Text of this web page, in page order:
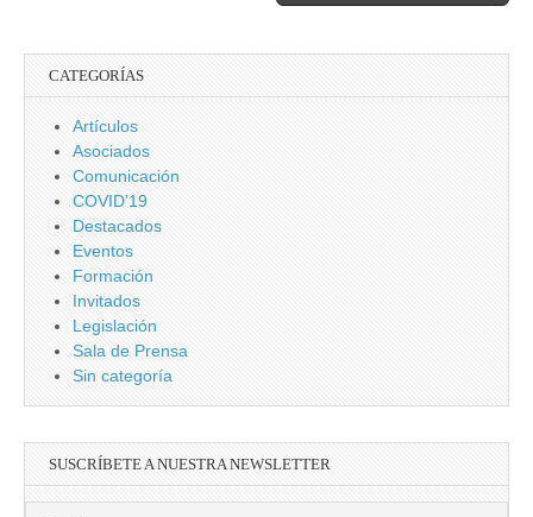
CATEGORÍAS
Artículos
Asociados
Comunicación
COVID'19
Destacados
Eventos
Formación
Invitados
Legislación
Sala de Prensa
Sin categoría
SUSCRÍBETE A NUESTRA NEWSLETTER